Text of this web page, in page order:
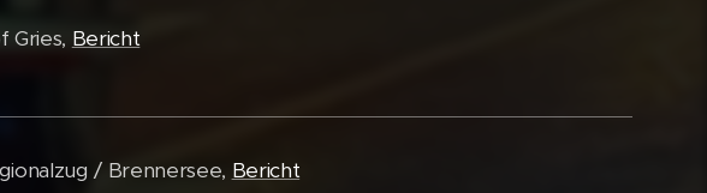
Gries, Bericht
/ Brennersee, Bericht